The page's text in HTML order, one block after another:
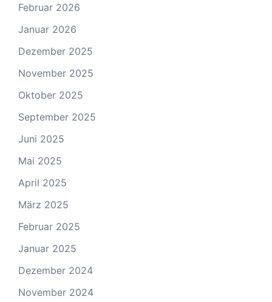
Februar 2026
Januar 2026
Dezember 2025
November 2025
Oktober 2025
September 2025
Juni 2025
Mai 2025
April 2025
März 2025
Februar 2025
Januar 2025
Dezember 2024
November 2024